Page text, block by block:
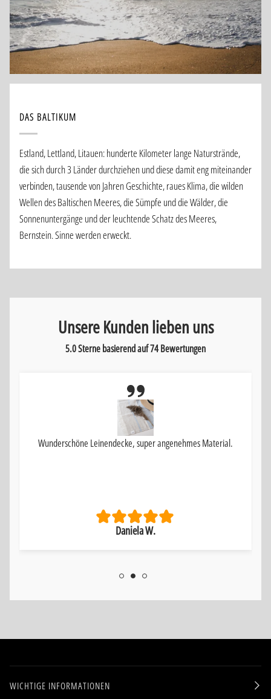
DAS BALTIKUM
Estland, Lettland, Litauen: hunderte Kilometer lange Naturstrände,
die sich durch 3 Länder durchziehen und diese damit eng miteinander
verbinden, tausende von Jahren Geschichte, raues Klima, die wilden
Wellen des Baltischen Meeres, die Sümpfe und die Wälder, die
Sonnenuntergänge und der leuchtende Schatz des Meeres,
Bernstein. Sinne werden erweckt.
Unsere Kunden lieben uns
5.0 Sterne basierend auf74Bewertungen
Wunderschöne Leinendecke, super angenehmes Material.
Daniela W.
WICHTIGE INFORMATIONEN